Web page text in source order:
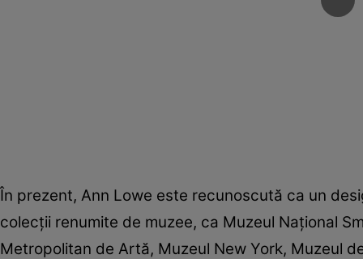
În prezent, Ann Lowe este recunoscută ca un
colecţii renumite de muzee, ca Muzeul Naţional
Metropolitan de Artă, Muzeul New York, Muzeul